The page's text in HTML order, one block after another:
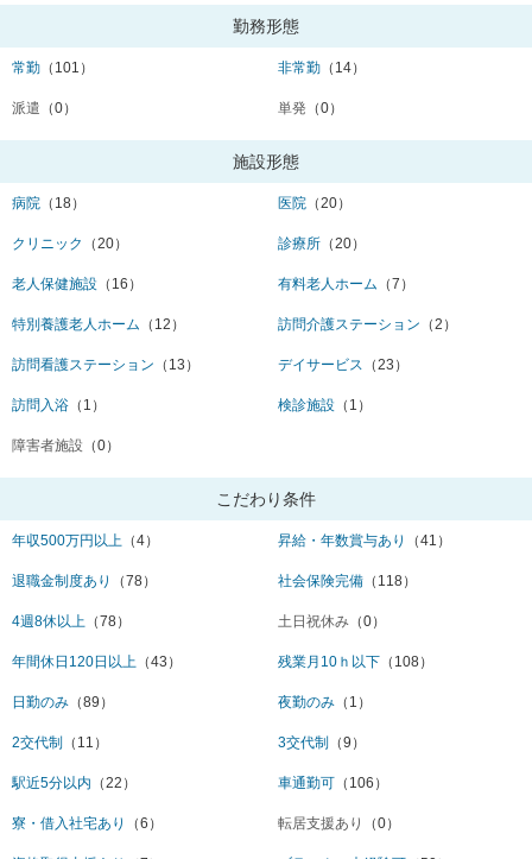
勤務形態
常勤 （101） 非常勤 （14）
派遣 （0） 単発 （0）
施設形態
病院 （18） 医院 （20）
クリニック （20） 診療所 （20）
老人保健施設 （16） 有料老人ホーム （7）
特別養護老人ホーム （12） 訪問介護ステーション （2）
訪問看護ステーション （13） デイサービス （23）
訪問入浴 （1） 検診施設 （1）
障害者施設 （0）
こだわり条件
年収500万円以上 （4） 昇給・年数賞与あり （41）
退職金制度あり （78） 社会保険完備 （118）
4週8休以上 （78） 土日祝休み （0）
年間休日120日以上 （43） 残業月10ｈ以下 （108）
日勤のみ （89） 夜勤のみ （1）
2交代制 （11） 3交代制 （9）
駅近5分以内 （22） 車通勤可 （106）
寮・借入社宅あり （6） 転居支援あり （0）